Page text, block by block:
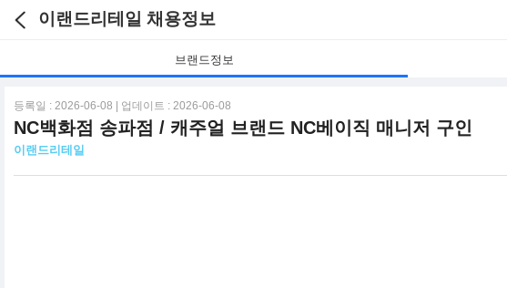
이랜드리테일 채용정보
브랜드정보
등록일 : 2026-06-08 | 업데이트 : 2026-06-08
NC백화점 송파점 / 캐주얼 브랜드 NC베이직 매니저 구인
이랜드리테일